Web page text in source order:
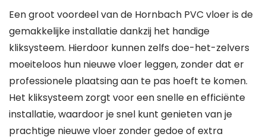
Een groot voordeel van de Hornbach PVC vloer is de
gemakkelijke installatie dankzij het handige
kliksysteem. Hierdoor kunnen zelfs doe-het-zelvers
moeiteloos hun nieuwe vloer leggen, zonder dat er
professionele plaatsing aan te pas hoeft te komen.
Het kliksysteem zorgt voor een snelle en efficiënte
installatie, waardoor je snel kunt genieten van je
prachtige nieuwe vloer zonder gedoe of extra